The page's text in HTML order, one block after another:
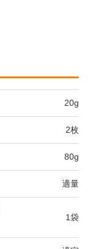
20g
2枚
80g
適量
1袋